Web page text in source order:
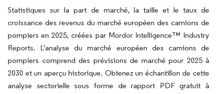
Statistiques sur la part de marché, la taille et le taux de
croissance des revenus du marché européen des camions de
pompiers en 2025, créées par Mordor Intelligence™ Industry
Reports. L'analyse du marché européen des camions de
pompiers comprend des prévisions de marché pour 2025 à
2030 et un aperçu historique. Obtenez un échantillon de cette
analyse sectorielle sous forme de rapport PDF gratuit à